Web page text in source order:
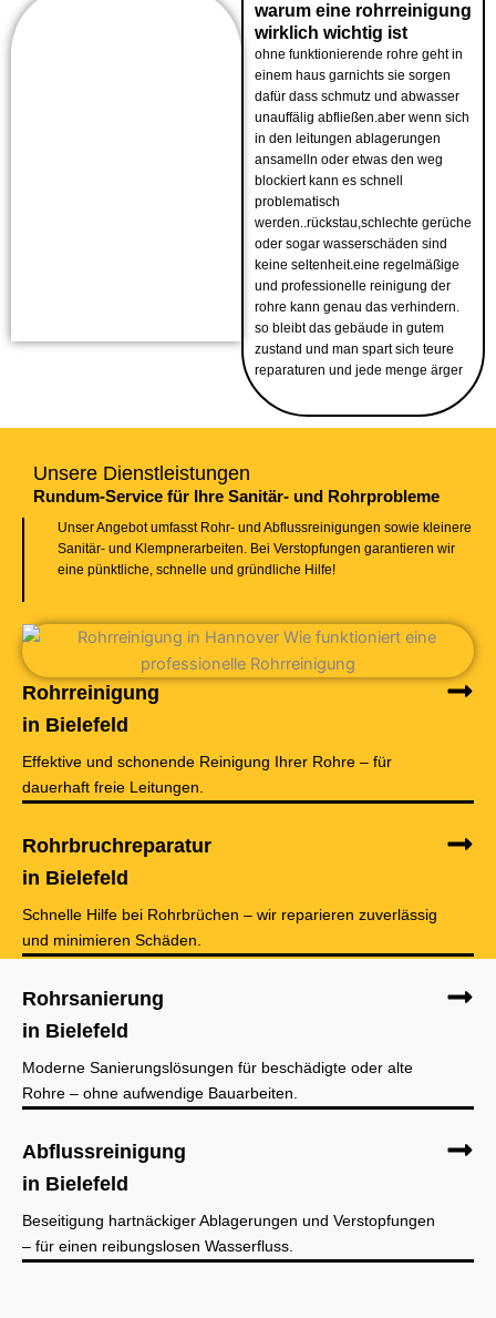
warum eine rohrreinigung
wirklich wichtig ist
ohne funktionierende rohre geht in
einem haus garnichts sie sorgen
dafür dass schmutz und abwasser
unauffälig abfließen.aber wenn sich
in den leitungen ablagerungen
ansamelln oder etwas den weg
blockiert kann es schnell
problematisch
werden..rückstau,schlechte gerüche
oder sogar wasserschäden sind
keine seltenheit.eine regelmäßige
und professionelle reinigung der
rohre kann genau das verhindern.
so bleibt das gebäude in gutem
zustand und man spart sich teure
reparaturen und jede menge ärger
Unsere Dienstleistungen
Rundum-Service für Ihre Sanitär- und Rohrprobleme
Unser Angebot umfasst Rohr- und Abflussreinigungen sowie kleinere
Sanitär- und Klempnerarbeiten. Bei Verstopfungen garantieren wir
eine pünktliche, schnelle und gründliche Hilfe!
Rohrreinigung
in Bielefeld
Effektive und schonende Reinigung Ihrer Rohre – für
dauerhaft freie Leitungen.
Rohrbruchreparatur
in Bielefeld
Schnelle Hilfe bei Rohrbrüchen – wir reparieren zuverlässig
und minimieren Schäden.
Rohrsanierung
in Bielefeld
Moderne Sanierungslösungen für beschädigte oder alte
Rohre – ohne aufwendige Bauarbeiten.
Abflussreinigung
in Bielefeld
Beseitigung hartnäckiger Ablagerungen und Verstopfungen
– für einen reibungslosen Wasserfluss.